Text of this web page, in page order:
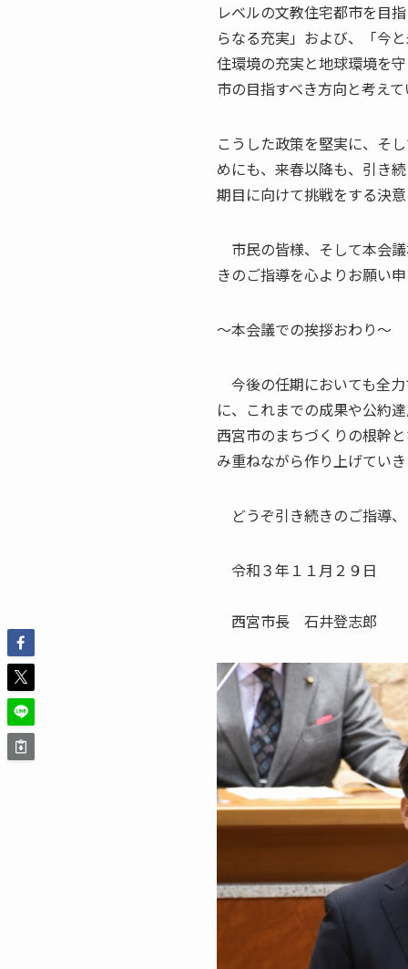
レベルの文教住宅都市を目
らなる充実」および、「今
住環境の充実と地球環境を
市の目指すべき方向と考え
こうした政策を堅実に、そ
めにも、来春以降も、引き
期目に向けて挑戦をする決
市民の皆様、そして本会
きのご指導を心よりお願い
～本会議での挨拶おわり～
今後の任期においても全
に、これまでの成果や公約
西宮市のまちづくりの根幹
み重ねながら作り上げてい
どうぞ引き続きのご指導
令和３年１１月２９日
西宮市長 石井登志郎